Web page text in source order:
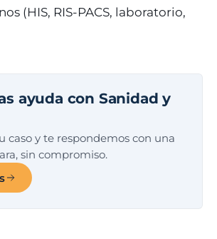
(HIS, RIS-PACS, laboratorio,
ayuda con Sanidad y
caso y te respondemos con una
sin compromiso.